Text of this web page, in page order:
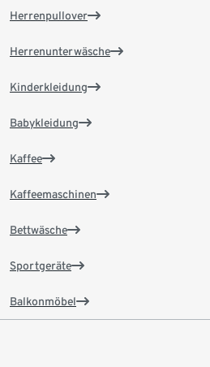
Herrenpullover
Herrenunterwäsche
Kinderkleidung
Babykleidung
Kaffee
Kaffeemaschinen
Bettwäsche
Sportgeräte
Balkonmöbel